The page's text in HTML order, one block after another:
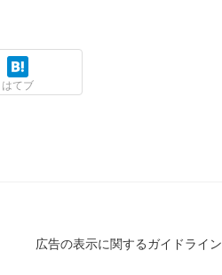
はてブ
広告の表示に関するガイドライン